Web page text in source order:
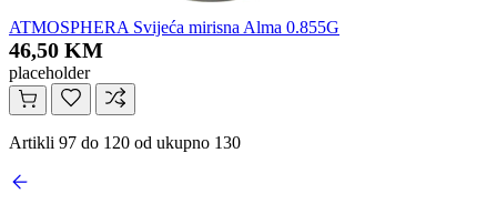
ATMOSPHERA Svijeća mirisna Alma 0.855G
46,50 KM
placeholder
Artikli 97 do 120 od ukupno 130